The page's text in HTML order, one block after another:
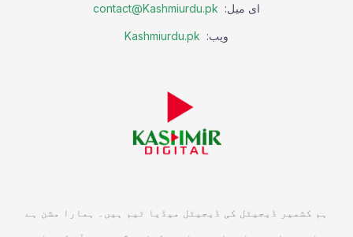
ای میل: contact@Kashmiurdu.pk
ویب: Kashmiurdu.pk
ہم کشمیر ڈیجیٹل کی ڈیجیٹل میڈیا ٹیم ہیں۔ ہمارا مشن ہے